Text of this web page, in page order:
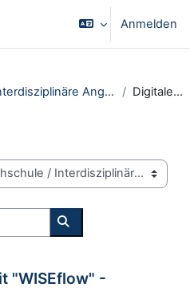
Anmelden
Interdisziplinäre Angebote für Studierende Digitale Prüfungen
Kurse suchen
"WISEflow" -